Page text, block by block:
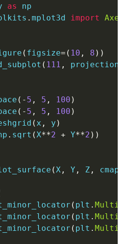
as
. mplot3d import
( figsize= ( 10 , 8 ) )
( 111 , projection
( - 5 , 5 , 100 )
( - 5 , 5 , 100 )
( x , y )
. sqrt (X**2 + Y**2 ) )
(X, Y , Z, cmap
( plt .
( plt .
( plt .